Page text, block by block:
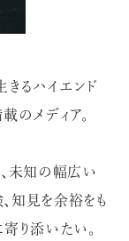
ークの魅力
ナメル工芸
きるハイエンド
のメディア。
未知の幅広い
知見を余裕をも
り添いたい。